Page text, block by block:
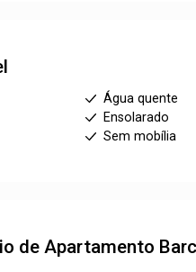
Água quente
Ensolarado
Sem mobília
de Apartamento